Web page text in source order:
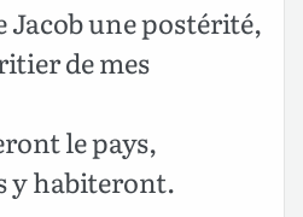
Jacob une postérité,
de mes
le pays,
y habiteront.